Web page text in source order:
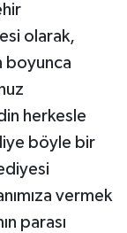
olarak,
boyunca
herkesle
böyle bir
vermek
parası